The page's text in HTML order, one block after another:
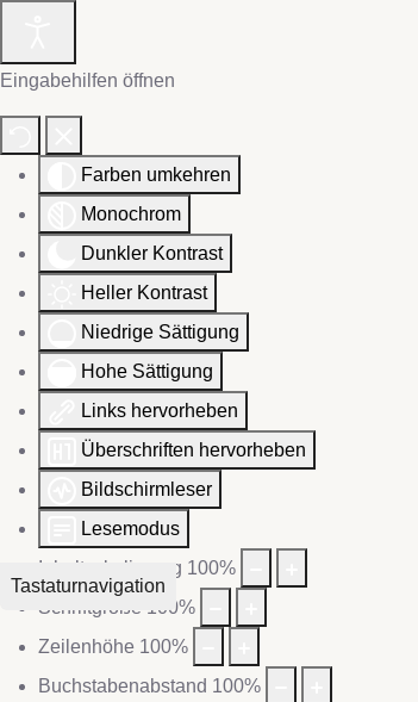
Eingabehilfen öffnen
Farben umkehren
Monochrom
Dunkler Kontrast
Heller Kontrast
Niedrige Sättigung
Hohe Sättigung
Links hervorheben
Überschriften hervorheben
Bildschirmleser
Lesemodus
Inhaltsskalierung 100%
Schriftgröße 100%
Zeilenhöhe 100%
Buchstabenabstand 100%
Tastaturnavigation